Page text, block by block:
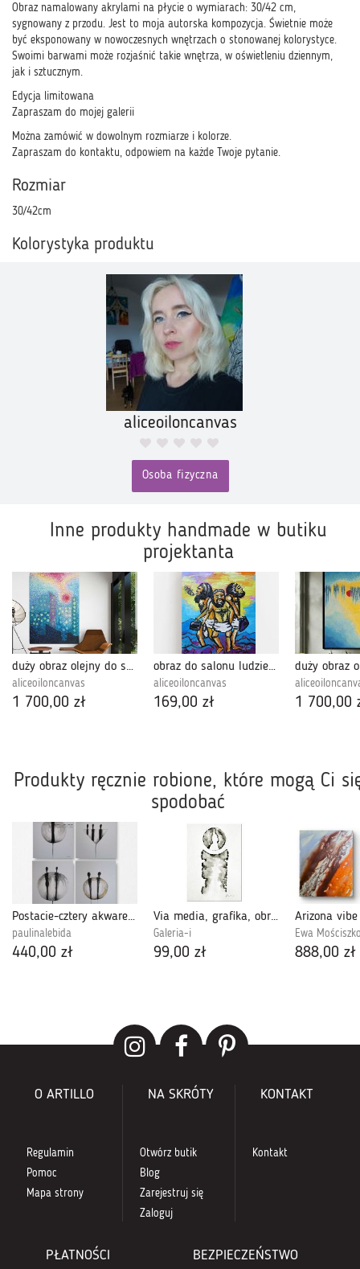
Obraz namalowany akrylami na płycie o wymiarach: 30/42 cm,
sygnowany z przodu. Jest to moja autorska kompozycja. Świetnie może
być eksponowany w nowoczesnych wnętrzach o stonowanej kolorystyce.
Swoimi barwami może rozjaśnić takie wnętrza, w oświetleniu dziennym,
jak i sztucznym.
Edycja limitowana
Zapraszam do mojej galerii
Można zamówić w dowolnym rozmiarze i kolorze.
Zapraszam do kontaktu, odpowiem na każde Twoje pytanie.
Rozmiar
30/42cm
Kolorystyka produktu
aliceoiloncanvas
Osoba fizyczna
Inne produkty handmade w butiku
projektanta
duży obraz olejny do salonu impresje
aliceoiloncanvas
1 700,00 zł
obraz do salonu ludzie dżungli
aliceoiloncanvas
169,00 zł 1 700,00
Produkty ręcznie robione, które mogą Ci
spodobać
Postacie-cztery akwarele .
paulinalebida
440,00 zł
Via media, grafika, obraz malowany tuszem /2/
Galeria-i
99,00 zł
Arizona
Ewa
888,00 zł
O ARTILLO
Regulamin
Pomoc
Mapa strony
NA SKRÓTY
Otwórz butik
Blog
Zarejestruj się
Zaloguj
KONTAKT
Kontakt
PŁATNOŚCI
BEZPIECZEŃSTWO